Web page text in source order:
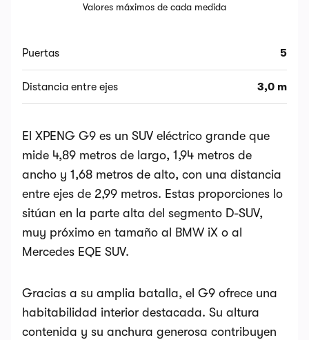
Valores máximos de cada medida
Puertas 5
Distancia entre ejes 3,0 m
El XPENG G9 es un SUV eléctrico grande que
mide 4,89 metros de largo, 1,94 metros de
ancho y 1,68 metros de alto, con una distancia
entre ejes de 2,99 metros. Estas proporciones lo
sitúan en la parte alta del segmento D-SUV,
muy próximo en tamaño al BMW iX o al
Mercedes EQE SUV.
Gracias a su amplia batalla, el G9 ofrece una
habitabilidad interior destacada. Su altura
contenida y su anchura generosa contribuyen